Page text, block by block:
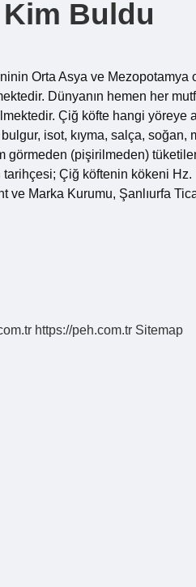
Buldu
Orta Asya ve Mezopotamya
Dünyanın hemen her
Çiğ köfte hangi
isot, kıyma, salça,
görmeden (pişirilmeden)
tarihçesi; Çiğ köftenin kökeni
ve Marka Kurumu, Şanlıurfa
https://peh.com.tr Sitemap